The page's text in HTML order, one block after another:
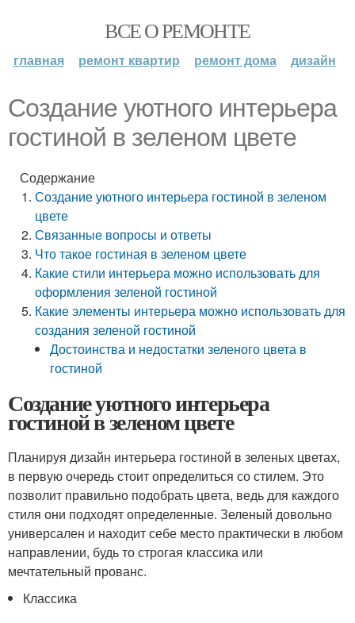
ВСЕ О РЕМОНТЕ
главная ремонт квартир ремонт дома дизайн
Создание уютного интерьера
гостиной в зеленом цвете
Содержание
Создание уютного интерьера гостиной в зеленом
цвете
Связанные вопросы и ответы
Что такое гостиная в зеленом цвете
Какие стили интерьера можно использовать для
оформления зеленой гостиной
Какие элементы интерьера можно использовать для
создания зеленой гостиной
Достоинства и недостатки зеленого цвета в
гостиной
Создание уютного интерьера
гостиной в зеленом цвете
Планируя дизайн интерьера гостиной в зеленых цветах,
в первую очередь стоит определиться со стилем. Это
позволит правильно подобрать цвета, ведь для каждого
стиля они подходят определенные. Зеленый довольно
универсален и находит себе место практически в любом
направлении, будь то строгая классика или
мечтательный прованс.
Классика